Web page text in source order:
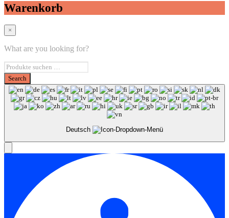
Warenkorb
×
What are you looking for?
Deutsch